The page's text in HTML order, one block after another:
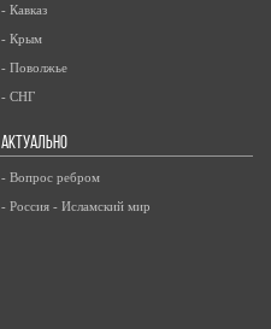
- Кавказ
- Крым
- Поволжье
- СНГ
АКТУАЛЬНО
- Вопрос ребром
- Россия - Исламский мир